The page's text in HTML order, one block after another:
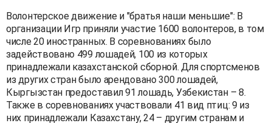
Волонтерское движение и "братья наши меньшие": В
организации Игр приняли участие 1600 волонтеров, в том
числе 20 иностранных. В соревнованиях было
задействовано 499 лошадей, 100 из которых
принадлежали казахстанской сборной. Для спортсменов
из других стран было арендовано 300 лошадей,
Кыргызстан предоставил 91 лошадь, Узбекистан – 8.
Также в соревнованиях участвовали 41 вид птиц: 9 из
них принадлежали Казахстану, 24 – другим странам и